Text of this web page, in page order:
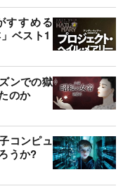
すすめる
ベスト1
ンでの獄
のか
コンピュ
うか?